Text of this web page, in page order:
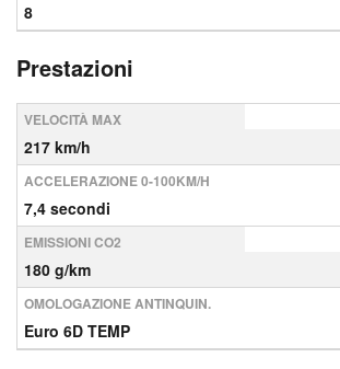
8
Prestazioni
VELOCITÀ MAX
217 km/h
ACCELERAZIONE 0-100KM/H
7,4 secondi
EMISSIONI CO2
180 g/km
OMOLOGAZIONE ANTINQUIN.
Euro 6D TEMP